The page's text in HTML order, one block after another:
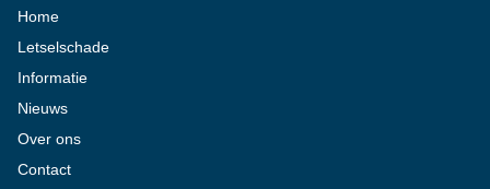
Home
Letselschade
Informatie
Nieuws
Over ons
Contact